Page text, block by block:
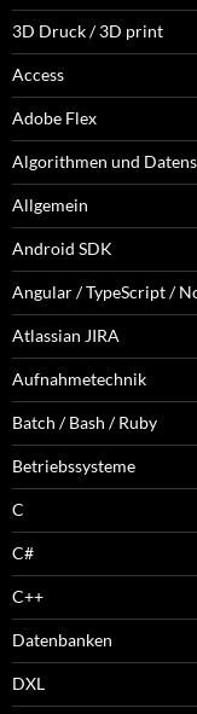
3D Druck / 3D print
Access
Adobe Flex
Algorithmen und
Allgemein
Android SDK
Angular / TypeScript /
Atlassian JIRA
Aufnahmetechnik
Batch / Bash / Ruby
Betriebssysteme
C
C#
C++
Datenbanken
DXL